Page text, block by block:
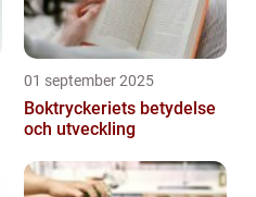
01 september 2025
Boktryckeriets betydelse
och utveckling